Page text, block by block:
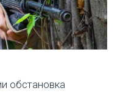
обстановка